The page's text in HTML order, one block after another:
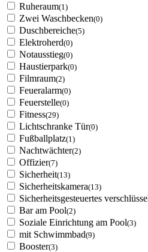
Ruheraum(1)
Zwei Waschbecken(0)
Duschbereiche(5)
Elektroherd(0)
Notausstieg(0)
Haustierpark(0)
Filmraum(2)
Feueralarm(0)
Feuerstelle(0)
Fitness(29)
Lichtschranke Tür(0)
Fußballplatz(1)
Nachtwächter(2)
Offizier(7)
Sicherheit(13)
Sicherheitskamera(13)
Sicherheitsgesteuertes
Bar am Pool(2)
Soziale Einrichtung am Pool(3)
mit Schwimmbad(9)
Booster(3)